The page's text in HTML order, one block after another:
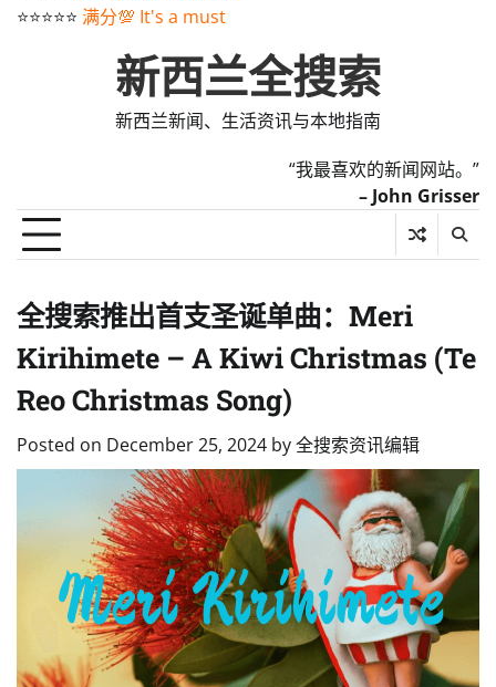
⭐️⭐️⭐️⭐️⭐️ 满分💯 It's a must
新西兰全搜索
新西兰新闻、生活资讯与本地指南
“我最喜欢的新闻网站。”
– John Grisser
全搜索推出首支圣诞单曲：Meri
Kirihimete – A Kiwi Christmas (Te
Reo Christmas Song)
Posted on December 25, 2024 by全搜索资讯编辑